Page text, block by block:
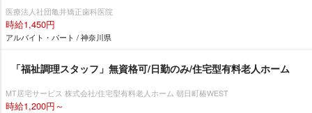
医療法人社団亀井矯正歯科医院
時給1,450円
アルバイト・パート / 神奈川県
「福祉調理スタッフ」無資格可/日勤のみ/住宅型有料老人ホーム
MT居宅サービス 株式会社/住宅型有料老人ホーム 朝日町椿WEST
時給1,200円～